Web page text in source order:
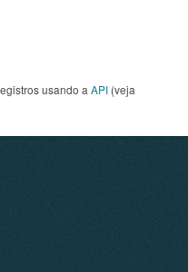
usando a API (veja